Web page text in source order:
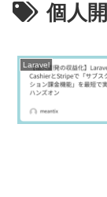
個人
Laravel